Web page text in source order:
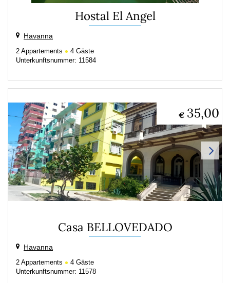
Hostal El Angel
Havanna
2 Appartements 4 Gäste
Unterkunftsnummer: 11584
35,00
€
Casa BELLOVEDADO
Havanna
2 Appartements 4 Gäste
Unterkunftsnummer: 11578